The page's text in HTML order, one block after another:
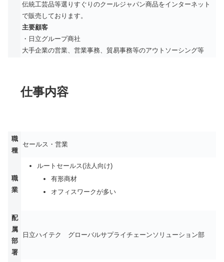
伝統工芸品等選りすぐりのクールジャパン商品をインターネット
で販売しております。
主要顧客
・日立グループ商社
大手企業の営業、営業事務、貿易事務等のアウトソーシング等
仕事内容
職
種
セールス・営業
職
業
ルートセールス(法人向け)
有形商材
オフィスワークが多い
配
属
部
署
日立ハイテク グローバルサプライチェーンソリューション部